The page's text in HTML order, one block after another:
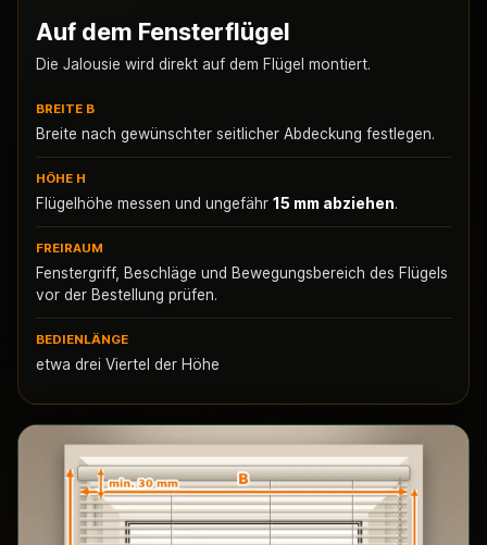
Auf dem Fensterflügel
Die Jalousie wird direkt auf dem Flügel montiert.
BREITE B
Breite nach gewünschter seitlicher Abdeckung festlegen.
HÖHE H
Flügelhöhe messen und ungefähr 15 mm abziehen.
FREIRAUM
Fenstergriff, Beschläge und Bewegungsbereich des Flügels
vor der Bestellung prüfen.
BEDIENLÄNGE
etwa drei Viertel der Höhe